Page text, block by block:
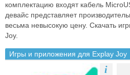
комплектацию входят кабель
девайс представляет
весьма невысокую цену. Скачать
Joy.
Игры и приложения для Explay Joy
i